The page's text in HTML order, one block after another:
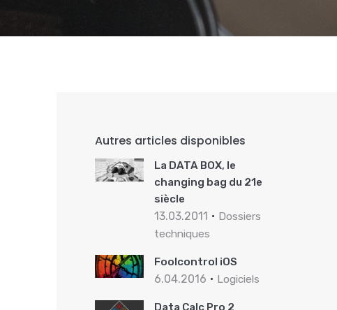
Autres articles disponibles
La DATA BOX, le
changing bag du 21e
siècle
13.03.2011
Dossiers
techniques
Foolcontrol iOS
6.04.2016 Logiciels
Data Calc Pro 2